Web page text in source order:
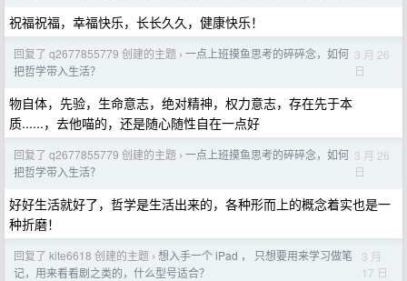
祝福祝福，幸福快乐，长长久久，健康快乐！
回复了 q2677855779 创建的主题 › 一点上班摸鱼思考的碎碎念，如何
把哲学带入生活？
3 月 26
日
物自体，先验，生命意志，绝对精神，权力意志，存在先于本
质......，去他喵的，还是随心随性自在一点好
回复了 q2677855779 创建的主题 › 一点上班摸鱼思考的碎碎念，如何
把哲学带入生活？
3 月 26
日
好好生活就好了，哲学是生活出来的，各种形而上的概念着实也是一
种折磨！
回复了 kite6618 创建的主题 › 想入手一个 iPad ， 只想要用来学习做笔
记，用来看看剧之类的，什么型号适合？
3 月
17 日